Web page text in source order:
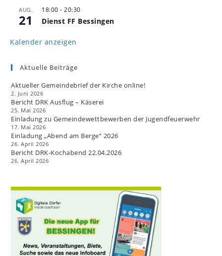
AUG.
21
18:00 - 20:30
Dienst FF Bessingen
Kalender anzeigen
Aktuelle Beiträge
Aktueller Gemeindebrief der Kirche online!
2. Juni 2026
Bericht DRK Ausflug – Käserei
25. Mai 2026
Einladung zu Gemeindewettbewerben der Jugendfeuerwehr
17. Mai 2026
Einladung „Abend am Berge“ 2026
26. April 2026
Bericht DRK-Kochabend 22.04.2026
26. April 2026